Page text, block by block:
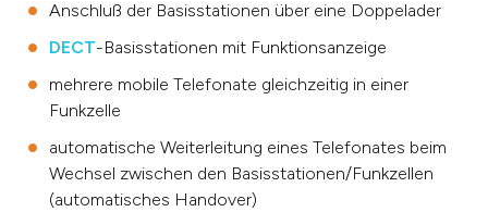
Anschluß der Basisstationen über eine Doppelader
DECT-Basisstationen mit Funktionsanzeige
mehrere mobile Telefonate gleichzeitig in einer
Funkzelle
automatische Weiterleitung eines Telefonates beim
Wechsel zwischen den Basisstationen/Funkzellen
(automatisches Handover)